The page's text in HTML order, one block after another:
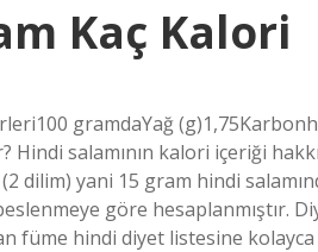
Kaç Kalori
gramdaYağ
Hindi salamının kalori içeriği
dilim) yani 15 gram hindi
göre hesaplanmıştır.
füme hindi diyet listesine